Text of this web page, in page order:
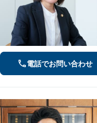
電話でお問い合わせ